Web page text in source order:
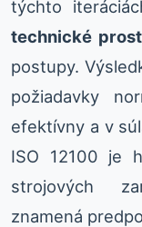
týchto
technické
postupy.
požiadavky
efektívny a v
ISO 12100 je
strojových
znamená